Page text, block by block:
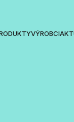
VÝROBCI